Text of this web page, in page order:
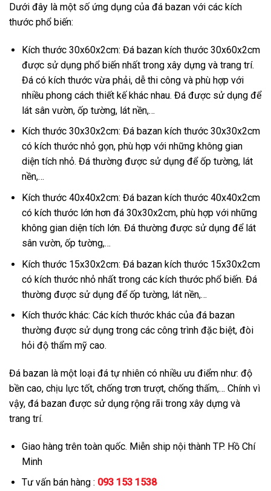
Dưới đây là một số ứng dụng của đá bazan với các kích
thước phổ biến:
Kích thước 30x60x2cm: Đá bazan kích thước 30x60x2cm
được sử dụng phổ biến nhất trong xây dựng và trang trí.
Đá có kích thước vừa phải, dễ thi công và phù hợp với
nhiều phong cách thiết kế khác nhau. Đá được sử dụng để
lát sân vườn, ốp tường, lát nền,…
Kích thước 30x30x2cm: Đá bazan kích thước 30x30x2cm
có kích thước nhỏ gọn, phù hợp với những không gian
diện tích nhỏ. Đá thường được sử dụng để ốp tường, lát
nền,…
Kích thước 40x40x2cm: Đá bazan kích thước 40x40x2cm
có kích thước lớn hơn đá 30x30x2cm, phù hợp với những
không gian diện tích lớn. Đá thường được sử dụng để lát
sân vườn, ốp tường,…
Kích thước 15x30x2cm: Đá bazan kích thước 15x30x2cm
có kích thước nhỏ nhất trong các kích thước phổ biến. Đá
thường được sử dụng để ốp tường, lát nền,…
Kích thước khác: Các kích thước khác của đá bazan
thường được sử dụng trong các công trình đặc biệt, đòi
hỏi độ thẩm mỹ cao.
Đá bazan là một loại đá tự nhiên có nhiều ưu điểm như: độ
bền cao, chịu lực tốt, chống trơn trượt, chống thấm,… Chính vì
vậy, đá bazan được sử dụng rộng rãi trong xây dựng và
trang trí.
Giao hàng trên toàn quốc. Miễn ship nội thành TP. Hồ Chí
Minh
Tư vấn bán hàng : 093 153 1538